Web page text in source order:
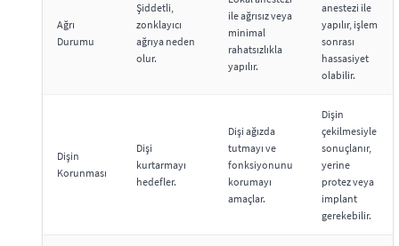
Ağrı
Durumu
Şiddetli,
zonklayıcı
ağrıya neden
olur.
ile ağrısız veya
minimal
rahatsızlıkla
yapılır.
anestezi ile
yapılır, işlem
sonrası
hassasiyet
olabilir.
Dişin
Korunması
Dişi
kurtarmayı
hedefler.
Dişi ağızda
tutmayı ve
fonksiyonunu
korumayı
amaçlar.
Dişin
çekilmesiyle
sonuçlanır,
yerine
protez veya
implant
gerekebilir.